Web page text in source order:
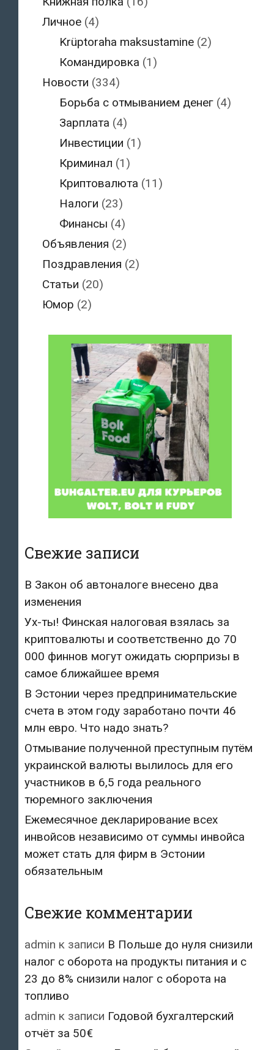
Личное(4)
Krüptoraha maksustamine (2)
Командировка (1)
Новости (334)
Борьба с отмыванием денег (4)
Зарплата (4)
Инвестиции (1)
Криминал (1)
Криптовалюта (11)
Налоги (23)
Финансы (4)
Объявления (2)
Поздравления (2)
Статьи (20)
Юмор (2)
Свежие записи
В Закон об автоналоге внесено два
изменения
Ух-ты! Финская налоговая взялась за
криптовалюты и соответственно до 70
000 финнов могут ожидать сюрпризы в
самое ближайшее время
В Эстонии через предпринимательские
счета в этом году заработано почти 46
млн евро. Что надо знать?
Отмывание полученной преступным путём
украинской валюты вылилось для его
участников в 6,5 года реального
тюремного заключения
Ежемесячное декларирование всех
инвойсов независимо от суммы инвойса
может стать для фирм в Эстонии
обязательным
Свежие комментарии
admin к записи В Польше до нуля снизили
налог с оборота на продукты питания и с
23 до 8% снизили налог с оборота на
топливо
admin к записи Годовой бухгалтерский
отчёт за 50€